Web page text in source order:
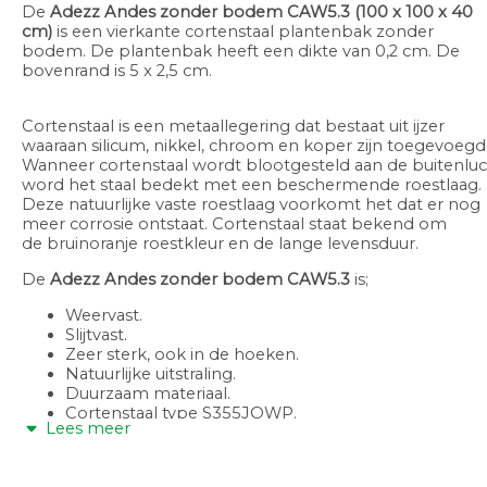
De Adezz Andes zonder bodem CAW5.3 (100 x 100 x 40
cm) is een vierkante cortenstaal plantenbak zonder
bodem. De plantenbak heeft een dikte van 0,2 cm. De
bovenrand is 5 x 2,5 cm.
Cortenstaal is een metaallegering dat bestaat uit ijzer
waaraan silicum, nikkel, chroom en koper zijn toegevoegd.
Wanneer cortenstaal wordt blootgesteld aan de
word het staal bedekt met een beschermende roestlaag.
Deze natuurlijke vaste roestlaag voorkomt het dat er nog
meer corrosie ontstaat. Cortenstaal staat bekend om
de bruinoranje roestkleur en de lange levensduur.
De Adezz Andes zonder bodem CAW5.3 is;
Weervast.
Slijtvast.
Zeer sterk, ook in de hoeken.
Natuurlijke uitstraling.
Duurzaam materiaal.
Cortenstaal type S355JOWP.
5 jaar garantie.
Lees meer